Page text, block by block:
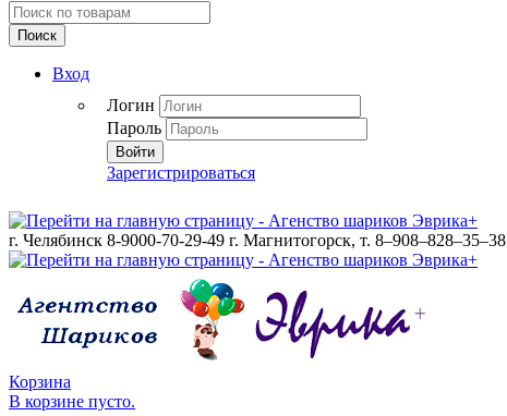
Поиск
Вход
Логин
Пароль
Войти
Зарегистрироваться
г. Челябинск 8-9000-70-29-49 г. Магнитогорск, т. 8–908–828–35–38
Корзина
В корзине пусто.